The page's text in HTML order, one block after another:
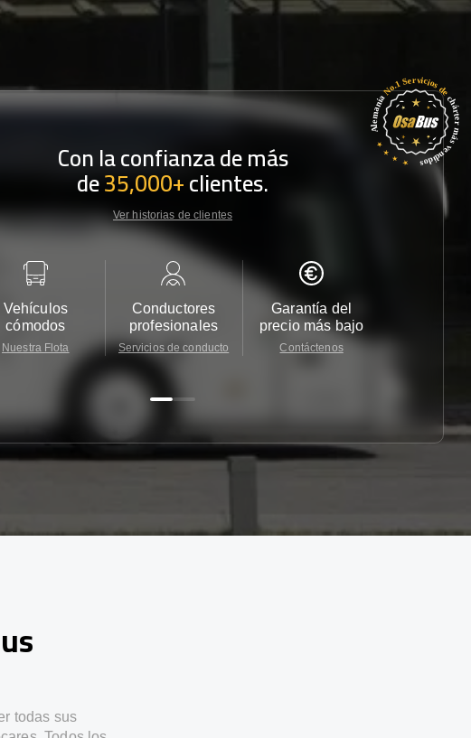
Con la confianza de más
de35,000+clientes.
Ver historias de clientes
Vehículos
cómodos
Nuestra Flota
Conductores
profesionales
Servicios de conducto
Garantía del
precio más bajo
Contáctenos
todas sus